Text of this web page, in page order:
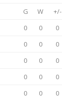
G W +/-
0 0 0
0 0 0
0 0 0
0 0 0
0 0 0